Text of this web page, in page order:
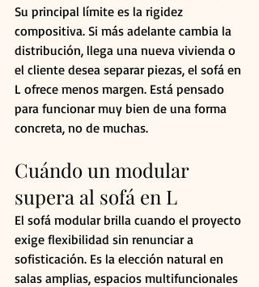
Su principal límite es la rigidez
compositiva. Si más adelante cambia la
distribución, llega una nueva vivienda o
el cliente desea separar piezas, el sofá en
L ofrece menos margen. Está pensado
para funcionar muy bien de una forma
concreta, no de muchas.
Cuándo un modular
supera al sofá en L
El sofá modular brilla cuando el proyecto
exige flexibilidad sin renunciar a
sofisticación. Es la elección natural en
salas amplias, espacios multifuncionales